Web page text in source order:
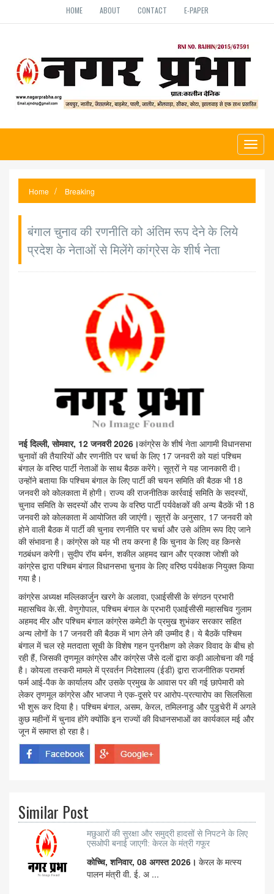
HOME ABOUT CONTACT E-PAPER
Home Breaking
बंगाल चुनाव की रणनीति को अंतिम रूप देने के लिये
प्रदेश के नेताओं से मिलेंगे कांग्रेस के शीर्ष नेता
नई दिल्ली, सोमवार, 12 जनवरी 2026।कांग्रेस के शीर्ष नेता आगामी विधानसभा
चुनावों की तैयारियों और रणनीति पर चर्चा के लिए 17 जनवरी को यहां पश्चिम
बंगाल के वरिष्ठ पार्टी नेताओं के साथ बैठक करेंगे। सूत्रों ने यह जानकारी दी।
उन्होंने बताया कि पश्चिम बंगाल के लिए पार्टी की चयन समिति की बैठक भी 18
जनवरी को कोलकाता में होगी। राज्य की राजनीतिक कार्रवाई समिति के सदस्यों,
चुनाव समिति के सदस्यों और राज्य के वरिष्ठ पार्टी पर्यवेक्षकों की अन्य बैठकें भी 18
जनवरी को कोलकाता में आयोजित की जाएंगी। सूत्रों के अनुसार, 17 जनवरी को
होने वाली बैठक में पार्टी की चुनाव रणनीति पर चर्चा और उसे अंतिम रूप दिए जाने
की संभावना है। कांग्रेस को यह भी तय करना है कि चुनाव के लिए वह किनसे
गठबंधन करेगी। सुदीप रॉय बर्मन, शकील अहमद खान और प्रकाश जोशी को
कांग्रेस द्वारा पश्चिम बंगाल विधानसभा चुनाव के लिए वरिष्ठ पर्यवेक्षक नियुक्त किया
गया है।
कांग्रेस अध्यक्ष मल्लिकार्जुन खरगे के अलावा, एआईसीसी के संगठन प्रभारी
महासचिव के.सी. वेणुगोपाल, पश्चिम बंगाल के प्रभारी एआईसीसी महासचिव गुलाम
अहमद मीर और पश्चिम बंगाल कांग्रेस कमेटी के प्रमुख शुभंकर सरकार सहित
अन्य लोगों के 17 जनवरी की बैठक में भाग लेने की उम्मीद है। ये बैठकें पश्चिम
बंगाल में चल रहे मतदाता सूची के विशेष गहन पुनरीक्षण को लेकर विवाद के बीच हो
रही हैं, जिसकी तृणमूल कांग्रेस और कांग्रेस जैसे दलों द्वारा कड़ी आलोचना की गई
है। कोयला तस्करी मामले में प्रवर्तन निदेशालय (ईडी) द्वारा राजनीतिक परामर्श
फर्म आई-पैक के कार्यालय और उसके प्रमुख के आवास पर की गई छापेमारी को
लेकर तृणमूल कांग्रेस और भाजपा ने एक-दूसरे पर आरोप-प्रत्यारोप का सिलसिला
भी शुरू कर दिया है। पश्चिम बंगाल, असम, केरल, तमिलनाडु और पुडुचेरी में अगले
कुछ महीनों में चुनाव होंगे क्योंकि इन राज्यों की विधानसभाओं का कार्यकाल मई और
जून में समाप्त हो रहा है।
Similar Post
मछुआरों की सुरक्षा और समुद्री हादसों से निपटने के लिए
एसओपी बनाई जाएगी: केरल के मंत्री गफूर
कोच्चि, शनिवार, 08 अगस्त 2026। केरल के मत्स्य
पालन मंत्री वी. ई. अ ...